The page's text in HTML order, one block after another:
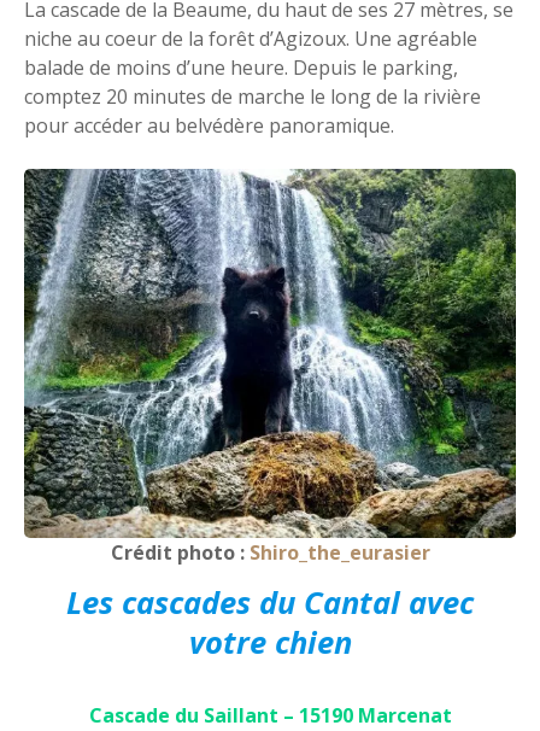
La cascade de la Beaume, du haut de ses 27 mètres, se
niche au coeur de la forêt d’Agizoux. Une agréable
balade de moins d’une heure. Depuis le parking,
comptez 20 minutes de marche le long de la rivière
pour accéder au belvédère panoramique.
Crédit photo : Shiro_the_eurasier
Les cascades du Cantal avec
votre chien
Cascade du Saillant – 15190 Marcenat